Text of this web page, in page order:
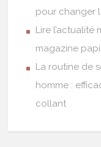
pour changer
Lire
magazine
La routine de
homme :
collant